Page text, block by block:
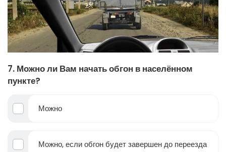
7. Можно ли Вам начать обгон в населённом
пункте?
Можно
Можно, если обгон будет завершен до переезда